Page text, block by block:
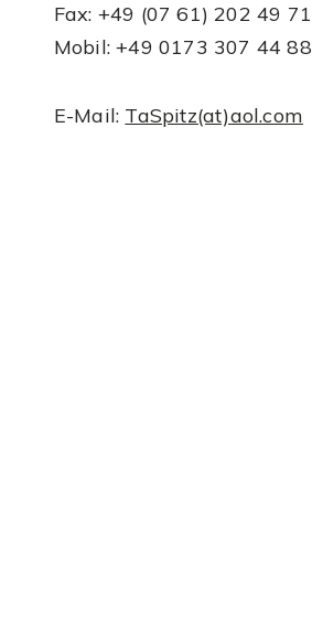
Fax: +49 (07 61) 202 49 71
Mobil: +49 0173 307 44 88
E-Mail: TaSpitz(at)aol.com